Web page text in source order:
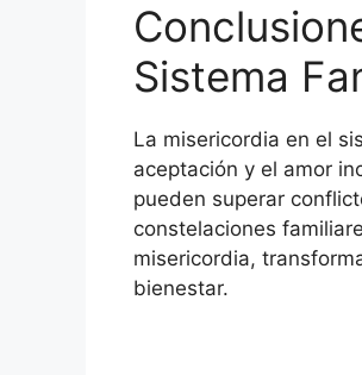
Sistema
La misericordia en el
aceptación y el amor
pueden superar
constelaciones
misericordia,
bienestar.